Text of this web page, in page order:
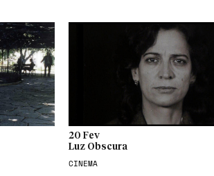
20 Fev
Luz Obscura
CINEMA